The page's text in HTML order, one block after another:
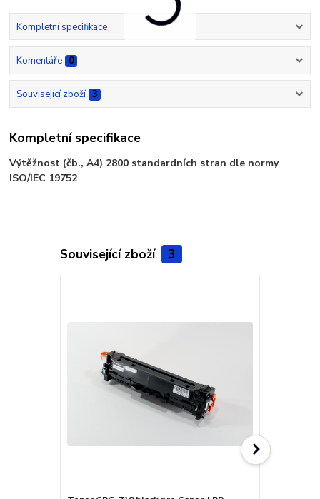
Kompletní specifikace
Komentáře 0
Související zboží 3
Kompletní specifikace
Výtěžnost (čb., A4) 2800 standardních stran dle normy
ISO/IEC 19752
Související zboží 3